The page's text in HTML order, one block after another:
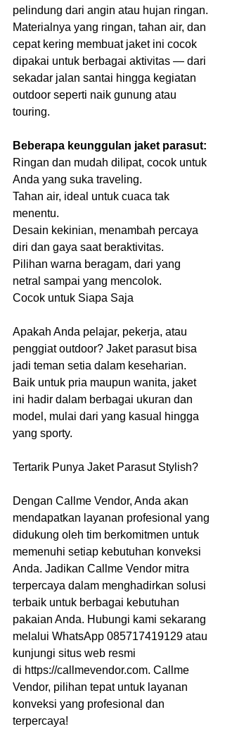
pelindung dari angin atau hujan ringan.
Materialnya yang ringan, tahan air, dan
cepat kering membuat jaket ini cocok
dipakai untuk berbagai aktivitas — dari
sekadar jalan santai hingga kegiatan
outdoor seperti naik gunung atau
touring.
Beberapa keunggulan jaket parasut:
Ringan dan mudah dilipat, cocok untuk
Anda yang suka traveling.
Tahan air, ideal untuk cuaca tak
menentu.
Desain kekinian, menambah percaya
diri dan gaya saat beraktivitas.
Pilihan warna beragam, dari yang
netral sampai yang mencolok.
Cocok untuk Siapa Saja
Apakah Anda pelajar, pekerja, atau
penggiat outdoor? Jaket parasut bisa
jadi teman setia dalam keseharian.
Baik untuk pria maupun wanita, jaket
ini hadir dalam berbagai ukuran dan
model, mulai dari yang kasual hingga
yang sporty.
Tertarik Punya Jaket Parasut Stylish?
Dengan Callme Vendor, Anda akan
mendapatkan layanan profesional yang
didukung oleh tim berkomitmen untuk
memenuhi setiap kebutuhan konveksi
Anda. Jadikan Callme Vendor mitra
terpercaya dalam menghadirkan solusi
terbaik untuk berbagai kebutuhan
pakaian Anda. Hubungi kami sekarang
melalui WhatsApp 085717419129 atau
kunjungi situs web resmi
di https://callmevendor.com. Callme
Vendor, pilihan tepat untuk layanan
konveksi yang profesional dan
terpercaya!